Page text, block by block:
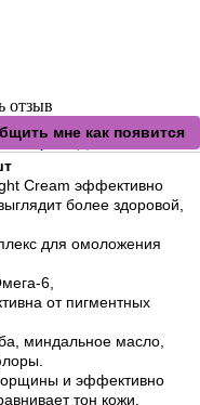
отзыв
быстрее найти:
и вопросы (0)
Cream эффективно
более здоровой,
для омоложения
6,
от пигментных
миндальное масло,
и эффективно
тон кожи,